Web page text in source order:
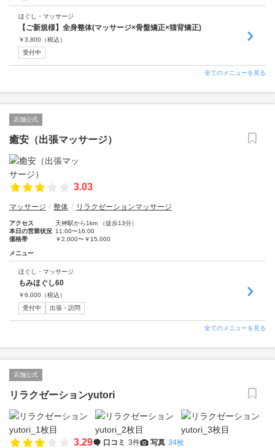
ほぐし・マッサージ
【ご新規様】全身整体(マッサージ×骨盤矯正×猫背矯正)
￥3,800 （税込）
受付中
全てのメニューを見る
店舗公式
癒安（出張マッサージ）
3.03
マッサージ 整体 リラクゼーションマッサージ
アクセス
天神駅から1km （徒歩13分）
本日の営業状況 11:00〜16:00
価格帯
￥2,000〜￥15,000
メニュー
ほぐし・マッサージ
もみほぐし60
￥6,000 （税込）
受付中
出張・訪問
全てのメニューを見る
店舗公式
リラクゼーションyutori
3.29 口コミ 3件 写真 34枚